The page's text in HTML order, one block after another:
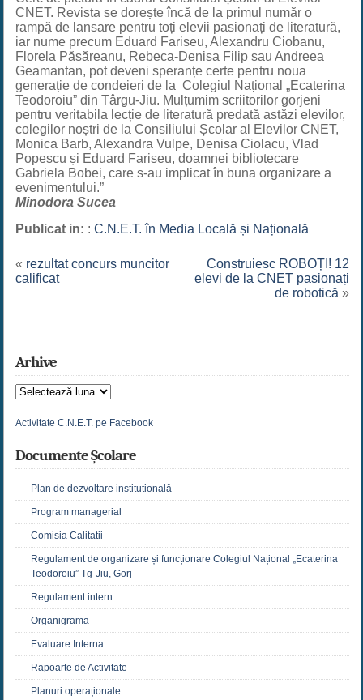
CNET. Revista se dorește încă de la primul număr o
rampă de lansare pentru toți elevii pasionați de literatură,
iar nume precum Eduard Fariseu, Alexandru Ciobanu,
Florela Păsăreanu, Rebeca-Denisa Filip sau Andreea
Geamantan, pot deveni speranțe certe pentru noua
generație de condeieri de la Colegiul Național „Ecaterina
Teodoroiu” din Târgu-Jiu. Mulțumim scriitorilor gorjeni
pentru veritabila lecție de literatură predată astăzi elevilor,
colegilor noștri de la Consiliului Școlar al Elevilor CNET,
Monica Barb, Alexandra Vulpe, Denisa Ciolacu, Vlad
Popescu și Eduard Fariseu, doamnei bibliotecare
Gabriela Bobei, care s-au implicat în buna organizare a
evenimentului.”
Minodora Sucea
Publicat in: : C.N.E.T. în Media Locală și Națională
« rezultat concurs muncitor
calificat
Construiesc ROBOȚI! 12
elevi de la CNET pasionați
de robotică »
Arhive
Arhive
Activitate C.N.E.T. pe Facebook
Documente Școlare
Plan de dezvoltare institutională
Program managerial
Comisia Calitatii
Regulament de organizare și funcționare Colegiul Național „Ecaterina
Teodoroiu” Tg-Jiu, Gorj
Regulament intern
Organigrama
Evaluare Interna
Rapoarte de Activitate
Planuri operaționale